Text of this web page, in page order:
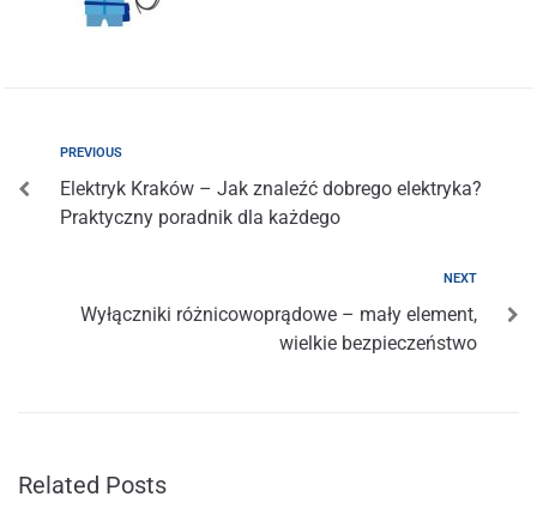
PREVIOUS
Elektryk Kraków – Jak znaleźć dobrego elektryka?
Praktyczny poradnik dla każdego
NEXT
Wyłączniki różnicowoprądowe – mały element,
wielkie bezpieczeństwo
Related Posts